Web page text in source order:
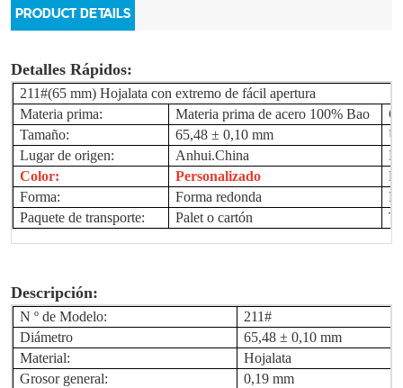
PRODUCT DETAILS
Detalles Rápidos:
211#(65 mm) Hojalata con extremo de fácil apertura
Materia prima:
Materia prima de acero 100% Bao
Tamaño:
65,48 ± 0,10 mm
Lugar de origen:
Anhui.China
Color:
Personalizado
Forma:
Forma redonda
Paquete de transporte:
Palet o cartón
Descripción:
N º de Modelo:
211#
Diámetro
65,48 ± 0,10 mm
Material:
Hojalata
Grosor general:
0,19 mm